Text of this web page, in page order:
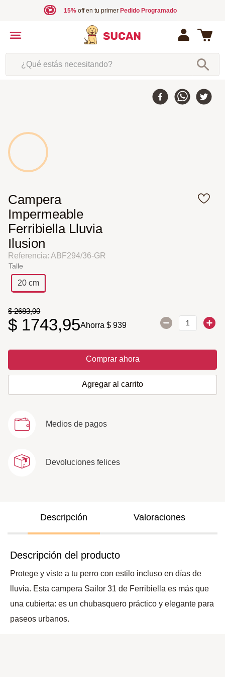
15%off en tu primer Pedido Programado
¿Qué estás necesitando?
-35 %
Campera
Impermeable
Ferribiella Lluvia
Ilusion
Referencia:ABF294/36-GR
Talle
20 cm
$ 2683,00
$ 1743,95Ahorra$ 939
Comprar ahora
Agregar al carrito
Medios de pagos
Devoluciones felices
Descripción Valoraciones
Descripción del producto
Protege y viste a tu perro con estilo incluso en días de
lluvia. Esta campera Sailor 31 de Ferribiella es más que
una cubierta: es un chubasquero práctico y elegante para
paseos urbanos.